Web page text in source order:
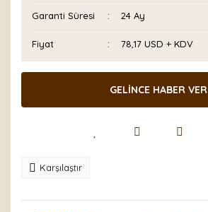
Garanti Süresi 24 Ay
Fiyat 78,17 USD + KDV
GELİNCE HABER VER
Karşılaştır